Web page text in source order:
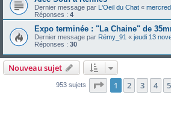
Dernier message par L'Oeil du Chat «
Réponses : 4
Expo terminée : "La Chaine" de
Dernier message par Rémy_91 « jeudi 13
Réponses : 30
Nouveau sujet
953 sujets Page 1sur39
1 2 3 4 5